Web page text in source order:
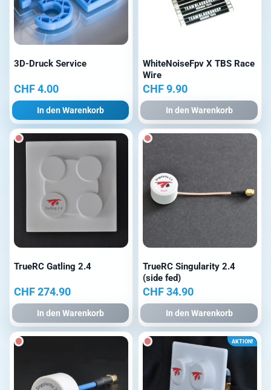
3D-Druck Service
CHF4.00
In den Warenkorb
WhiteNoiseFpv X TBS Race
Wire
CHF9.90
In den Warenkorb
TrueRC Gatling 2.4
CHF274.90
In den Warenkorb
TrueRC Singularity 2.4
(side fed)
CHF34.90
In den Warenkorb
AKTION!